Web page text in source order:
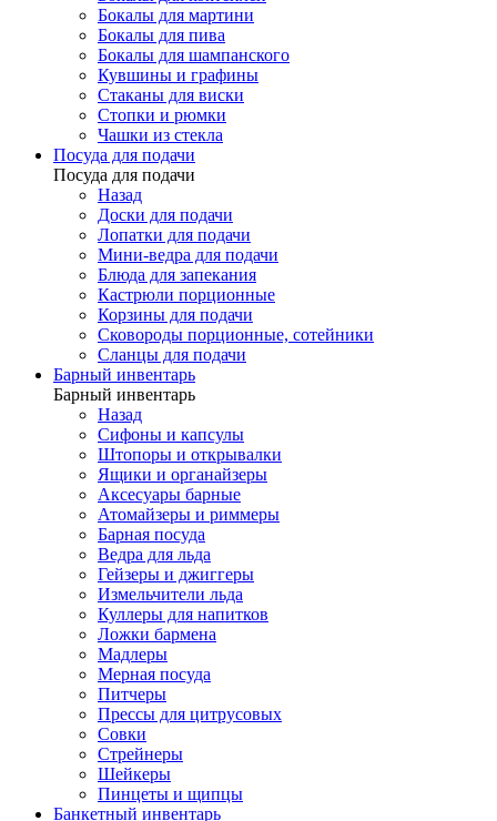
Бокалы для мартини
Бокалы для пива
Бокалы для шампанского
Кувшины и графины
Стаканы для виски
Стопки и рюмки
Чашки из стекла
Посуда для подачи
Посуда для подачи
Назад
Доски для подачи
Лопатки для подачи
Мини-ведра для подачи
Блюда для запекания
Кастрюли порционные
Корзины для подачи
Сковороды порционные, сотейники
Сланцы для подачи
Барный инвентарь
Барный инвентарь
Назад
Сифоны и капсулы
Штопоры и открывалки
Ящики и органайзеры
Аксесуары барные
Атомайзеры и риммеры
Барная посуда
Ведра для льда
Гейзеры и джиггеры
Измельчители льда
Куллеры для напитков
Ложки бармена
Мадлеры
Мерная посуда
Питчеры
Прессы для цитрусовых
Совки
Стрейнеры
Шейкеры
Пинцеты и щипцы
Банкетный инвентарь